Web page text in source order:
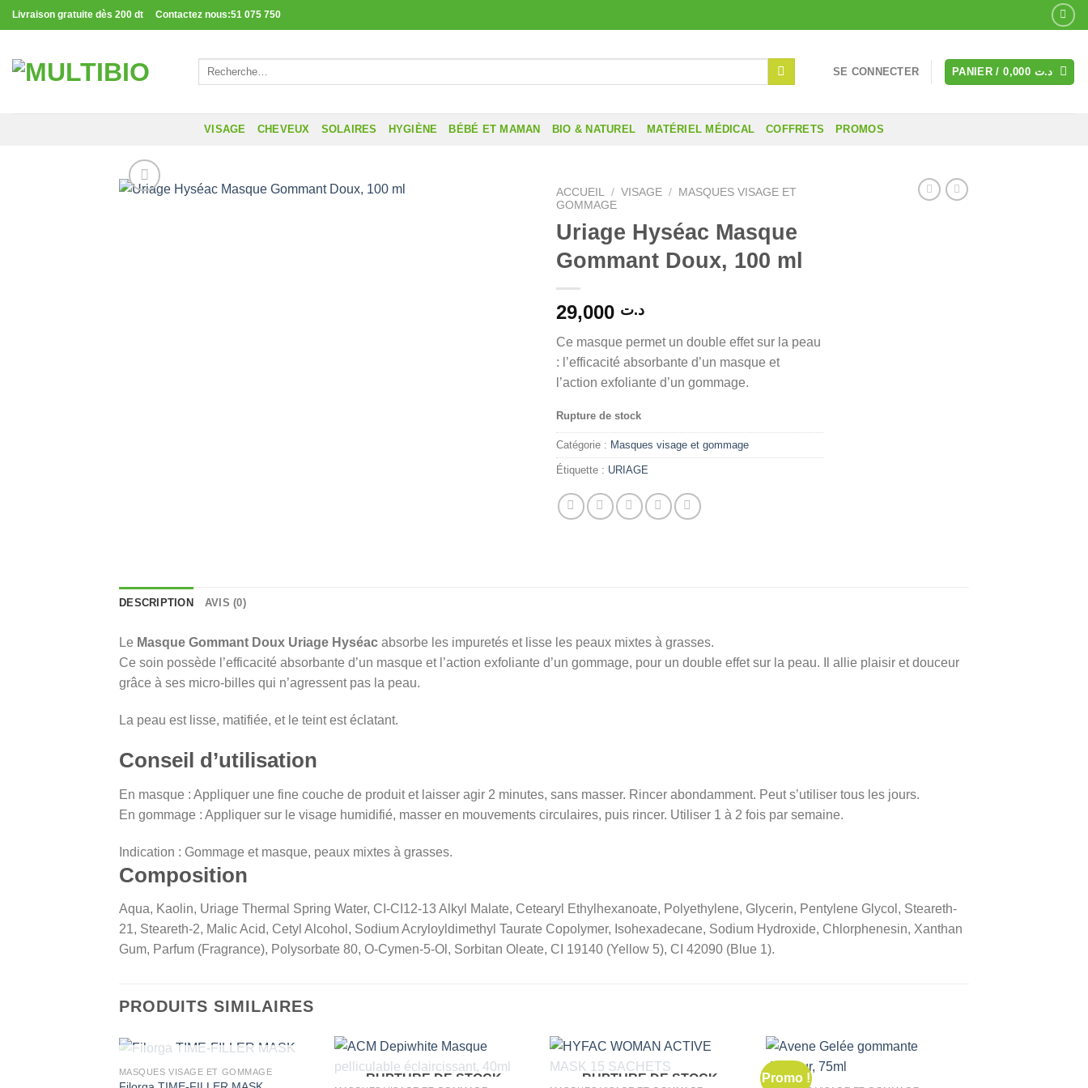
Passer
au
Livraison gratuite dès 200 dt Contactez nous:51 075 750
Recherche
SE CONNECTER PANIER / د.ت
VISAGE CHEVEUX SOLAIRES HYGIÈNE BÉBÉ ET MAMAN BIO & NATUREL MATÉRIEL MÉDICAL COFFRETS PROMOS
ACCUEIL / VISAGE /
MASQUES VISAGE ET
GOMMAGE
Uriage Hyséac Masque
Gommant Doux, 100 ml
د.ت
Ce masque permet un double effet sur la peau
: l’efficacité absorbante d’un masque et
l’action exfoliante d’un gommage.
Rupture de stock
Catégorie : Masques visage et gommage
Étiquette : URIAGE
DESCRIPTION AVIS (0)
Le Masque Gommant Doux Uriage Hyséac absorbe les impuretés et lisse les peaux mixtes à grasses.
Ce soin possède l’efficacité absorbante d’un masque et l’action exfoliante d’un gommage, pour un double effet sur la peau. Il allie plaisir et douceur
grâce à ses micro-billes qui n’agressent pas la peau.
La peau est lisse, matifiée, et le teint est éclatant.
Conseil d’utilisation
En masque : Appliquer une fine couche de produit et laisser agir 2 minutes, sans masser. Rincer abondamment. Peut s’utiliser tous les jours.
En gommage : Appliquer sur le visage humidifié, masser en mouvements circulaires, puis rincer. Utiliser 1 à 2 fois par semaine.
Indication : Gommage et masque, peaux mixtes à grasses.
Composition
Aqua, Kaolin, Uriage Thermal Spring Water, CI-CI12-13 Alkyl Malate, Cetearyl Ethylhexanoate, Polyethylene, Glycerin, Pentylene Glycol, Steareth-
21, Steareth-2, Malic Acid, Cetyl Alcohol, Sodium Acryloyldimethyl Taurate Copolymer, Isohexadecane, Sodium Hydroxide, Chlorphenesin, Xanthan
Gum, Parfum (Fragrance), Polysorbate 80, O-Cymen-5-Ol, Sorbitan Oleate, CI 19140 (Yellow 5), CI 42090 (Blue 1).
PRODUITS SIMILAIRES
RUPTURE DE STOCK
MASQUES VISAGE ET GOMMAGE
RUPTURE DE STOCK RUPTURE DE STOCK Promo !